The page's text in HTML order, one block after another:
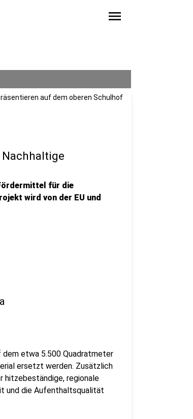
menu
auf dem oberen Schulhof
für die
wird von der EU und
etwa 5.500 Quadratmeter
ersetzt werden. Zusätzlich
hitzebeständige, regionale
und die Aufenthaltsqualität